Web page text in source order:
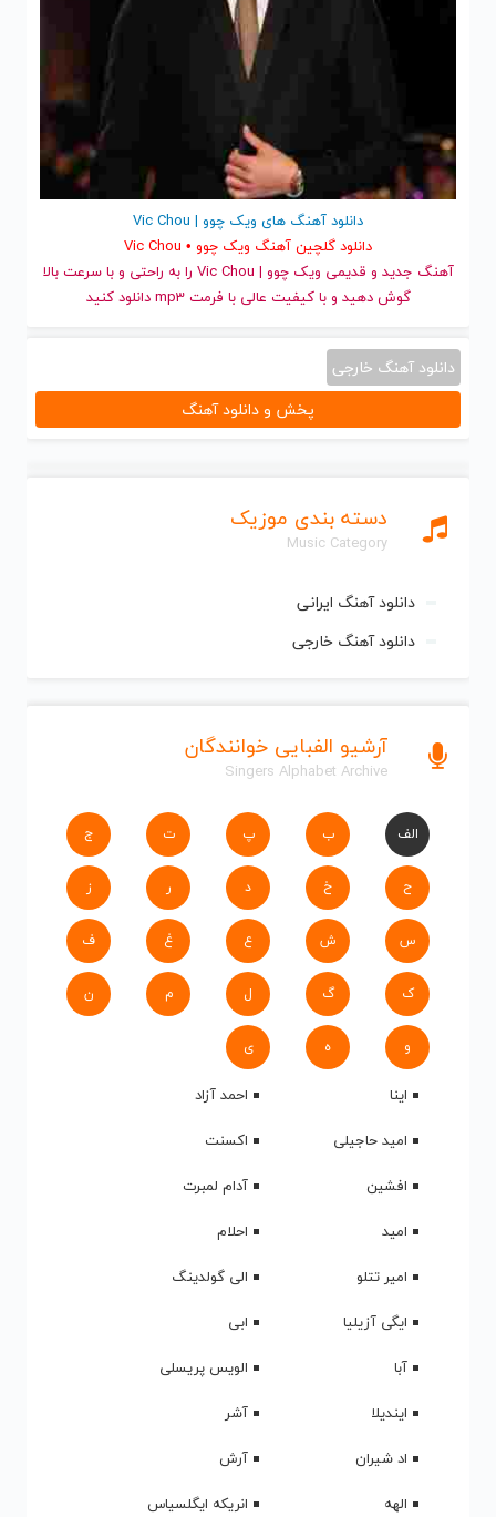
دسته بندی موزیک
Music Category
دانلود آهنگ ایرانی
دانلود آهنگ خارجی
آرشیو الفبایی خوانندگان
Singers Alphabet Archive
الف ب پ ت ج
ح خ د ر ز
س ش ع غ ف
ک گ ل م ن
و ه ی
اینا
احمد آزاد
امید حاجیلی
اکسنت
افشین
آدام لمبرت
امید
احلام
امیر تتلو
الی گولدینگ
ایگی آزیلیا
ابی
آبا
الویس پریسلی
ایندیلا
آشر
اد شیران
آرش
الهه
انریکه ایگلسیاس
دانلود آهنگ های ویک چوو | Vic Chou
دانلود گلچین آهنگ ویک چوو • Vic Chou
آهنگ جدید
و قدیمی ویک چوو | Vic Chou را به راحتی و با سرعت بالا
گوش دهید و با کیفیت عالی با فرمت mp3 دانلود کنید
دانلود آهنگ خارجی
پخش و دانلود آهنگ